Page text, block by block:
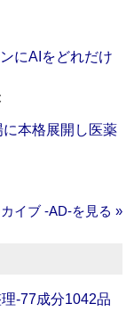
にAIをどれだけ
本格展開し医薬
イブ ‐AD‐を見る »
‐77成分1042品